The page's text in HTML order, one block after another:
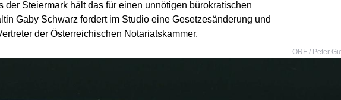
der Steiermark hält das für einen unnötigen bürokratischen
Gaby Schwarz fordert im Studio eine Gesetzesänderung und
der Österreichischen Notariatskammer.
ORF / Peter